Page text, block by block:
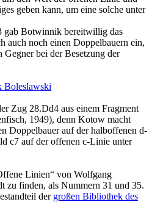
geben kann, um eine solche unter
Botwinnik bereitwillig das
auch noch einen Doppelbauern ein,
Gegner bei der Besetzung der
Boleslawski
Zug 28.Dd4 aus einem Fragment
1949), denn Kotow macht
Doppelbauer auf der halboffenen d-
c7 auf der offenen c-Linie unter
Linien“ von Wolfgang
zu finden, als Nummern 31 und 35.
der großen Bibliothek des